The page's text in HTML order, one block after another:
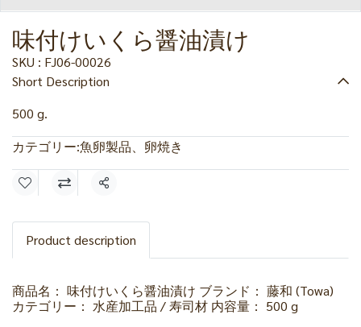
味付けいくら醤油漬け
SKU : FJ06-00026
Short Description
500 g.
カテゴリー:魚卵製品、卵焼き
共有
Product description
商品名： 味付けいくら醤油漬け ブランド： 藤和 (Towa)
カテゴリー： 水産加工品 / 寿司材 内容量： 500 g